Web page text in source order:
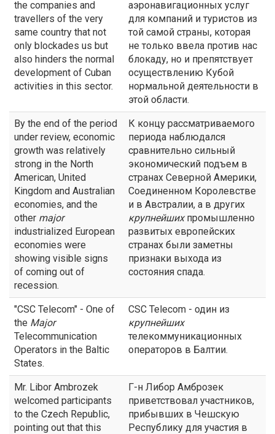
the companies and
travellers of the very
same country that not
only blockades us but
also hinders the normal
development of Cuban
activities in this sector.
аэронавигационных услуг
для компаний и туристов из
той самой страны, которая
не только ввела против нас
блокаду, но и препятствует
осуществлению Кубой
нормальной деятельности в
этой области.
By the end of the period
under review, economic
growth was relatively
strong in the North
American, United
Kingdom and Australian
economies, and the
other major
industrialized European
economies were
showing visible signs
of coming out of
recession.
К концу рассматриваемого
периода наблюдался
сравнительно сильный
экономический подъем в
странах Северной Америки,
Соединенном Королевстве
и в Австралии, а в других
крупнейшихпромышленно
развитых европейских
странах были заметны
признаки выхода из
состояния спада.
"CSC Telecom" - One of
the Major
Telecommunication
Operators in the Baltic
States.
CSC Telecom - один из
крупнейших
телекоммуникационных
операторов в Балтии.
Mr. Libor Ambrozek
welcomed participants
to the Czech Republic,
pointing out that this
Г-н Либор Амброзек
приветствовал участников,
прибывших в Чешскую
Республику для участия в